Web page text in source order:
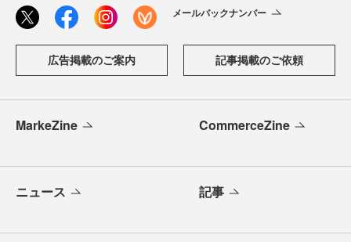
メールバックナンバー
広告掲載のご案内 記事掲載のご依頼
MarkeZine CommerceZine
ニュース 記事